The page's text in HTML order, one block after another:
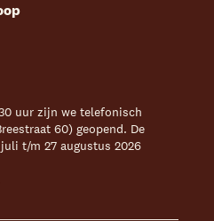
uur zijn we telefonisch
60) geopend. De
t/m 27 augustus 2026